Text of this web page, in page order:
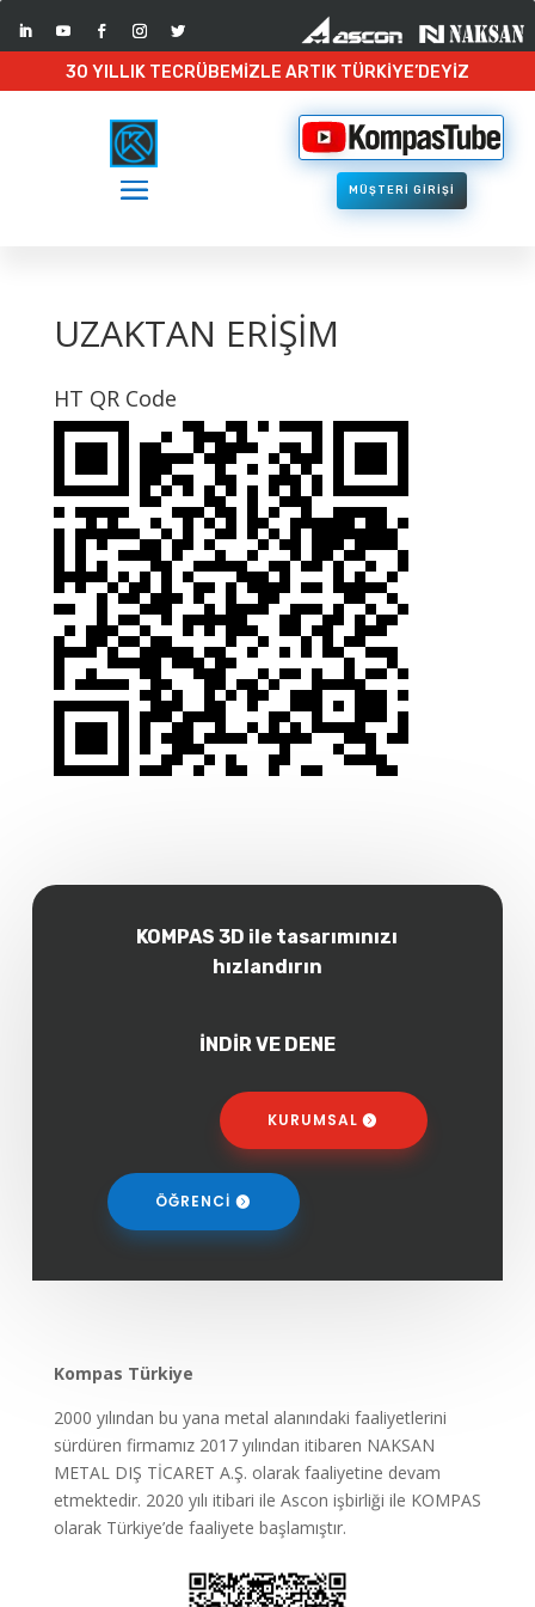
30 YILLIK TECRÜBEMİZLE ARTIK TÜRKİYE’DEYİZ
MÜŞTERİ GİRİŞİ
UZAKTAN ERİŞİM
HT QR Code
KOMPAS 3D ile tasarımınızı
hızlandırın
İNDİR VE DENE
KURUMSAL
ÖĞRENCİ
Kompas Türkiye
2000 yılından bu yana metal alanındaki faaliyetlerini
sürdüren firmamız 2017 yılından itibaren NAKSAN
METAL DIŞ TİCARET A.Ş. olarak faaliyetine devam
etmektedir. 2020 yılı itibari ile Ascon işbirliği ile KOMPAS
olarak Türkiye’de faaliyete başlamıştır.